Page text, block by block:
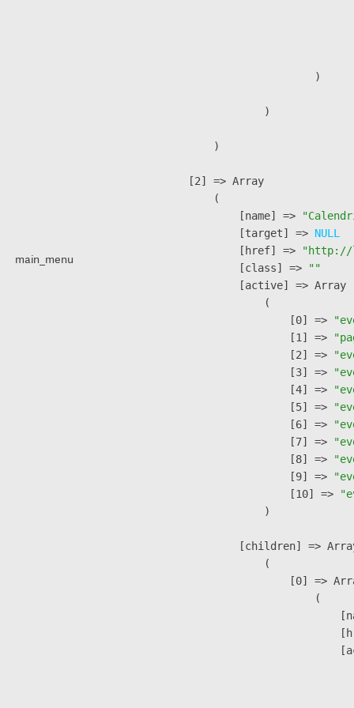
main_menu
                        )
                )
        )
    [2] => Array
        (
            [name] =>
            [target] =>
NULL
            [href] =>
"http://
            [class] =>
""
            [active] => Array
                (
                    [0] =>
                    [1] =>
                    [2] =>
                    [3] =>
                    [4] =>
                    [5] =>
                    [6] =>
                    [7] =>
                    [8] =>
                    [9] =>
                    [10] =>
                )
[children] =>
                (
[0] =>
                        (